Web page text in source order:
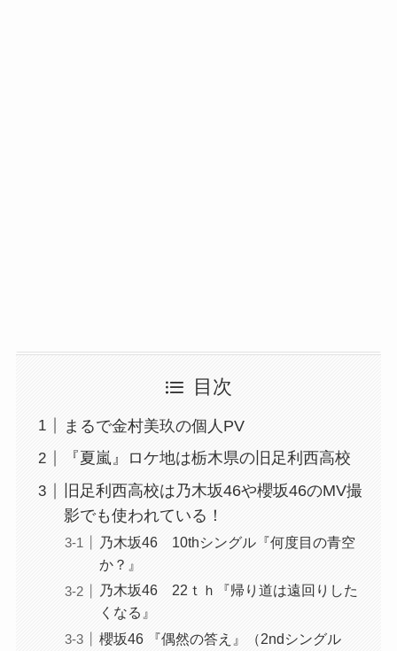
目次
まるで金村美玖の個人PV
『夏嵐』ロケ地は栃木県の旧足利西高校
旧足利西高校は乃木坂46や櫻坂46のMV撮
影でも使われている！
乃木坂46 10thシングル『何度目の青空
か？』
乃木坂46 22ｔｈ『帰り道は遠回りした
くなる』
櫻坂46 『偶然の答え』（2ndシングル